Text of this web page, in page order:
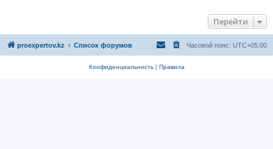
Перейти
proexpertov.kz Список форумов Часовой пояс: UTC+05:00
Конфиденциальность| Правила